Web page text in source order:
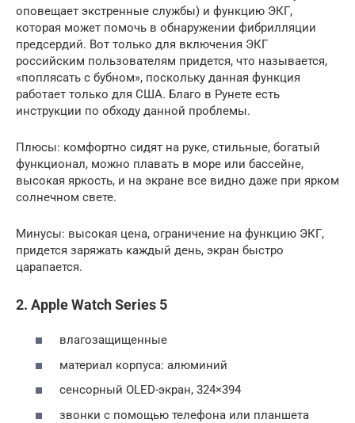
оповещает экстренные службы) и функцию ЭКГ,
которая может помочь в обнаружении фибрилляции
предсердий. Вот только для включения ЭКГ
российским пользователям придется, что называется,
«поплясать с бубном», поскольку данная функция
работает только для США. Благо в Рунете есть
инструкции по обходу данной проблемы.
Плюсы: комфортно сидят на руке, стильные, богатый
функционал, можно плавать в море или бассейне,
высокая яркость, и на экране все видно даже при ярком
солнечном свете.
Минусы: высокая цена, ограничение на функцию ЭКГ,
придется заряжать каждый день, экран быстро
царапается.
2. Apple Watch Series 5
влагозащищенные
материал корпуса: алюминий
сенсорный OLED-экран, 324×394
звонки с помощью телефона или планшета